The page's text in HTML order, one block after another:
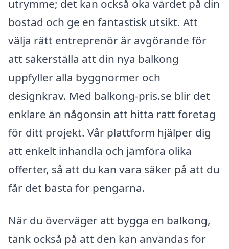
utrymme; det kan också öka värdet på din
bostad och ge en fantastisk utsikt. Att
välja rätt entreprenör är avgörande för
att säkerställa att din nya balkong
uppfyller alla byggnormer och
designkrav. Med balkong-pris.se blir det
enklare än någonsin att hitta rätt företag
för ditt projekt. Vår plattform hjälper dig
att enkelt inhandla och jämföra olika
offerter, så att du kan vara säker på att du
får det bästa för pengarna.
När du överväger att bygga en balkong,
tänk också på att den kan användas för